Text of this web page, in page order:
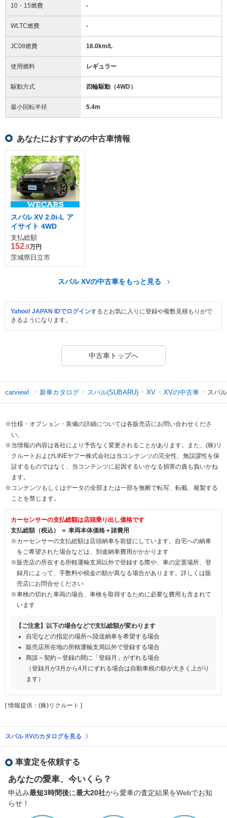
10・15燃費 -
WLTC燃費 -
JC08燃費 16.0km/L
使用燃料 レギュラー
駆動方式 四輪駆動（4WD）
最小回転半径 5.4m
あなたにおすすめの中古車情報
スバル XV 2.0i-L ア
イサイト 4WD
支払総額
152.9万円
茨城県日立市
スバル XVの中古車をもっと見る
Yahoo! JAPAN IDでログインするとお気に入りに登録や複数見積もりがで
きるようになります。
中古車トップへ
carview! 新車カタログ スバル(SUBARU) XV XVの中古車 スバ
※仕様・オプション・装備の詳細については各販売店にお問い合わせくださ
い。
※当情報の内容は各社により予告なく変更されることがあります。また、(株)リ
クルートおよびLINEヤフー株式会社は当コンテンツの完全性、無誤謬性を保
証するものではなく、当コンテンツに起因するいかなる損害の責も負いかね
ます。
※コンテンツもしくはデータの全部または一部を無断で転写、転載、複製する
ことを禁じます。
カーセンサーの支払総額は店頭乗り出し価格です
支払総額（税込） ＝ 車両本体価格＋諸費用
※カーセンサーの支払総額は店頭納車を前提にしています。自宅への納車
をご希望された場合などは、別途納車費用がかかります
※販売店の所在する所轄運輸支局以外で登録する際や、車の定置場所、登
録月によって、手数料や税金の額が異なる場合があります。詳しくは販
売店にお問合せください
※車検の切れた車両の場合、車検を取得するために必要な費用も含まれて
います
【ご注意】以下の場合などで支払総額が変わります
自宅などの指定の場所へ陸送納車を希望する場合
販売店所在地の所轄運輸支局以外で登録する場合
商談～契約～登録の間に「登録月」がずれる場合
（登録月が3月から4月にずれる場合は自動車税の額が大きく上がり
ます）
[ 情報提供：(株)リクルート ]
スバル XVのカタログを見る
車査定を依頼する
あなたの愛車、今いくら？
申込み最短3時間後に最大20社から愛車の査定結果をWebでお知
らせ！